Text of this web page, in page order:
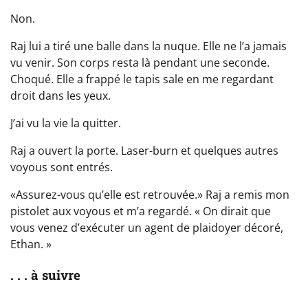
Non.
Raj lui a tiré une balle dans la nuque. Elle ne l’a jamais
vu venir. Son corps resta là pendant une seconde.
Choqué. Elle a frappé le tapis sale en me regardant
droit dans les yeux.
J’ai vu la vie la quitter.
Raj a ouvert la porte. Laser-burn et quelques autres
voyous sont entrés.
«Assurez-vous qu’elle est retrouvée.» Raj a remis mon
pistolet aux voyous et m’a regardé. « On dirait que
vous venez d’exécuter un agent de plaidoyer décoré,
Ethan. »
. . . à suivre